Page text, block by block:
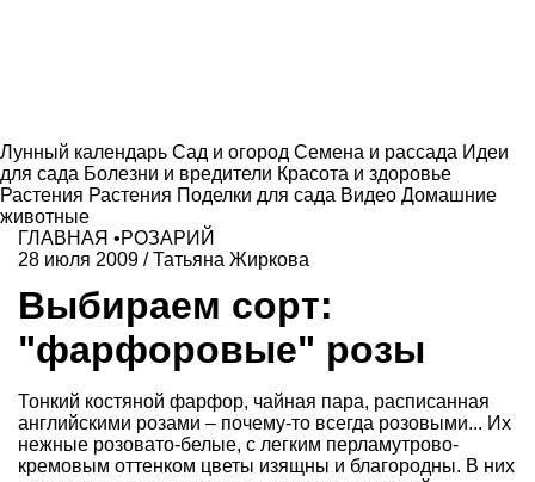
Лунный календарь Сад и огород Семена и рассада Идеи
для сада Болезни и вредители Красота и здоровье
Растения Растения Поделки для сада Видео Домашние
животные
ГЛАВНАЯ •РОЗАРИЙ
28 июля 2009 /Татьяна Жиркова
Выбираем сорт:
"фарфоровые" розы
Тонкий костяной фарфор, чайная пара, расписанная
английскими розами – почему-то всегда розовыми... Их
нежные розовато-белые, с легким перламутрово-
кремовым оттенком цветы изящны и благородны. В них